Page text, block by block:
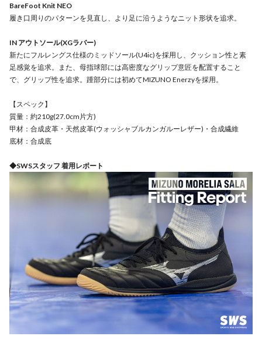
BareFoot Knit NEO
履き口周りのパターンを見直し、より足に沿うようなニット形状を追求。
IN アウトソール(XGラバー)
新たにフルレングス仕様のミッドソール(U4ic)を採用し、クッション性と素
足感覚を追求。また、母指球部には高密度なグリップ意匠を配置すること
で、グリップ性を追求。踵部分には初めてMIZUNO Enerzyを採用。
【スペック】
質量：約210g(27.0cm片方)
甲材：合成皮革・天然皮革(ウォッシャブルカンガルーレザー)・合成繊維
底材：合成底
◆SWSスタッフ 着用レポート